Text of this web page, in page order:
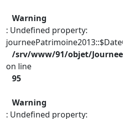
Warning
: Undefined property:
/srv/www/91/objet/
on line
95
Warning
: Undefined property: